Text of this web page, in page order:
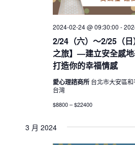
2/24（六）～2/25（
之旅】—建立安全感
打造你的幸福情感
2024-02-24 @ 09:30:00 -
愛心理諮商所 台北市大安區
台灣
$8800 – $22400
3 月 2024